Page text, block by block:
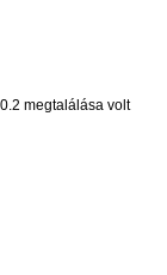
megtalálása volt